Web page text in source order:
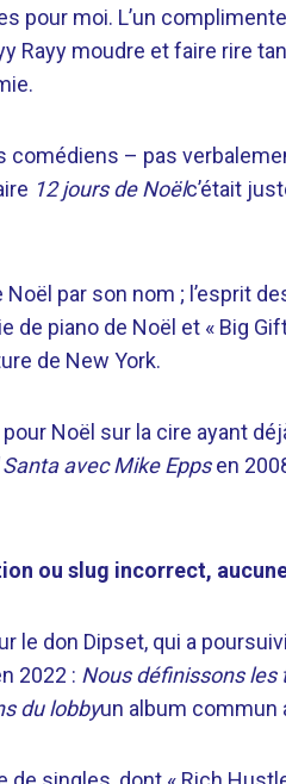
moi. L’un complimente
Rayy moudre et faire rire
comédiens – pas
12 jours de Noëlc’était
par son nom ; l’esprit
de piano de Noël et « Big
de New York.
Noël sur la cire ayant
avec Mike Eppsen
ou slug incorrect,
le don Dipset, qui a
2022 : Nous définissons les
du lobbyun album commun